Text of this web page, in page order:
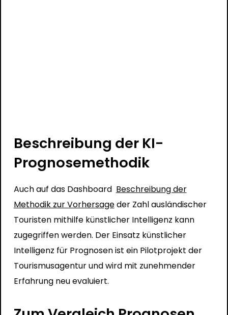
Beschreibung der KI-
Prognosemethodik
Auch auf das Dashboard Beschreibung der
Methodik zur Vorhersageder Zahl ausländischer
Touristen mithilfe künstlicher Intelligenz kann
zugegriffen werden. Der Einsatz künstlicher
Intelligenz für Prognosen ist ein Pilotprojekt der
Tourismusagentur und wird mit zunehmender
Erfahrung neu evaluiert.